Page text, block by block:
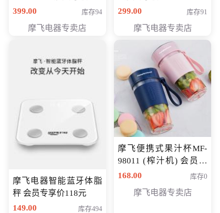
元
399.00 库存94
摩飞电器专卖店
299.00
库存91
摩飞电器专卖店
摩飞电器智能蓝牙体脂
秤 会员专享价118元
149.00
库存494
摩飞便携式果汁杯MF-
98011 (榨汁机) 会员专
享价138元
168.00 库存0
摩飞电器专卖店